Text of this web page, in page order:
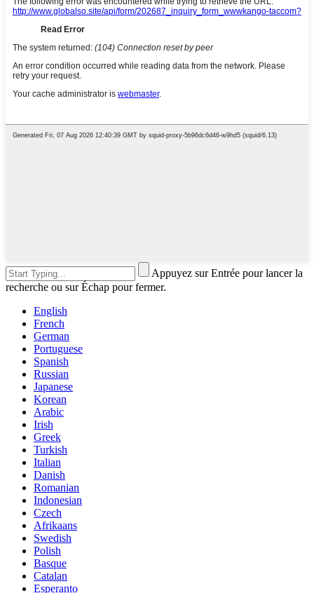
Appuyez sur Entrée pour lancer la
recherche ou sur Échap pour fermer.
English
French
German
Portuguese
Spanish
Russian
Japanese
Korean
Arabic
Irish
Greek
Turkish
Italian
Danish
Romanian
Indonesian
Czech
Afrikaans
Swedish
Polish
Basque
Catalan
Esperanto